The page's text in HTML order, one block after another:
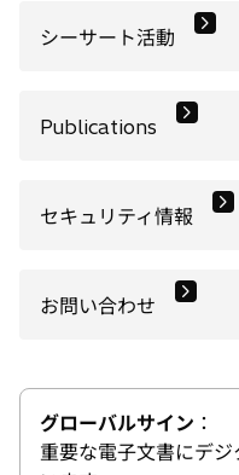
シーサート活動
Publications
セキュリティ情報
お問い合わせ
グローバルサイン ：
重要な電子文書にデ